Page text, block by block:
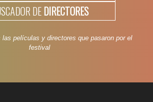
DEDIRECTORES
películas y directores que pasaron por el
festival